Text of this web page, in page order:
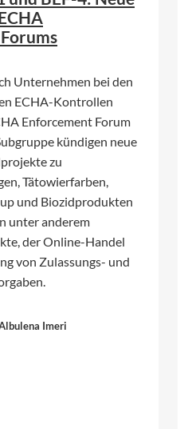
Unternehmen bei den
ECHA-Kontrollen
Enforcement Forum
kündigen neue
zu
Tätowierfarben,
und Biozidprodukten
unter anderem
der Online-Handel
von Zulassungs- und
Imeri